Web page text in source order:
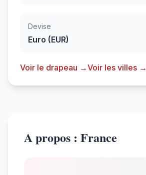
Devise
Euro (EUR)
Voir le drapeau →Voir les villes →
A propos : France